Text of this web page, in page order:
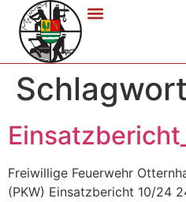
Freiwillige Feuerwehr
(PKW) Einsatzbericht 10/24